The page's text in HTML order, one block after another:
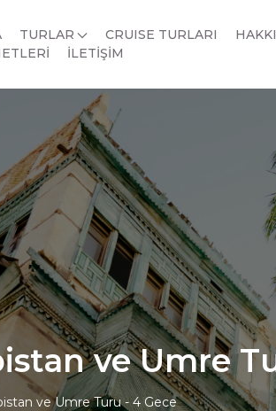
TURLAR CRUISE TURLARI
İLETİŞİM
ve Umre
ve Umre Turu - 4 Gece